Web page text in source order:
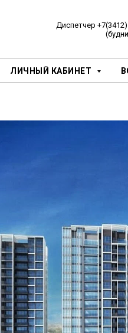
Диспетчер
ЛИЧНЫЙ КАБИНЕТ